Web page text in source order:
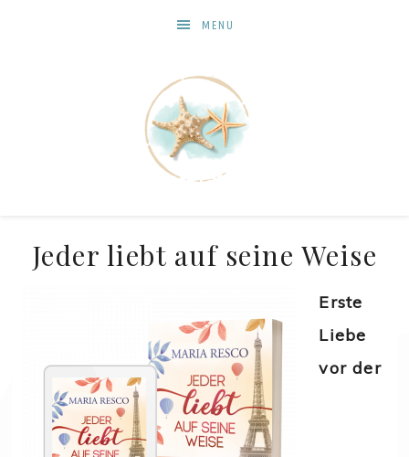
MENU
Jeder liebt auf seine Weise
Erste
Liebe
vor der